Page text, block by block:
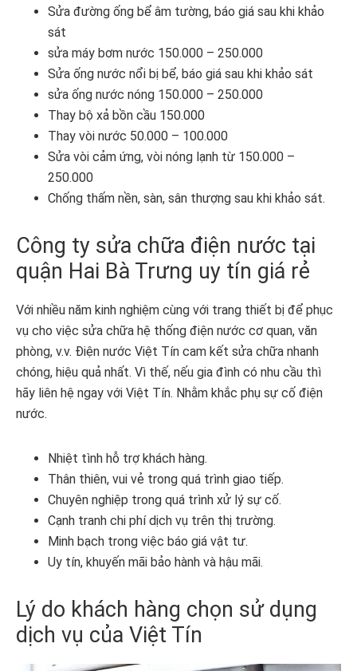
Sửa đường ống bể âm tường, báo giá sau khi khảo
sát
sửa máy bơm nước 150.000 – 250.000
Sửa ống nước nổi bị bể, báo giá sau khi khảo sát
sửa ống nước nóng 150.000 – 250.000
Thay bộ xả bồn cầu 150.000
Thay vòi nước 50.000 – 100.000
Sửa vòi cảm ứng, vòi nóng lạnh từ 150.000 –
250.000
Chống thấm nền, sàn, sân thượng sau khi khảo sát.
Công ty sửa chữa điện nước tại
quận Hai Bà Trưng uy tín giá rẻ
Với nhiều năm kinh nghiệm cùng với trang thiết bị để phục
vụ cho việc sửa chữa hệ thống điện nước cơ quan, văn
phòng, v.v. Điện nước Việt Tín cam kết sửa chữa nhanh
chóng, hiệu quả nhất. Vì thế, nếu gia đình có nhu cầu thì
hãy liên hệ ngay với Việt Tín. Nhằm khắc phụ sự cố điện
nước.
Nhiệt tình hỗ trợ khách hàng.
Thân thiên, vui vẻ trong quá trình giao tiếp.
Chuyên nghiệp trong quá trình xử lý sự cố.
Cạnh tranh chi phí dịch vụ trên thị trường.
Minh bạch trong việc báo giá vật tư.
Uy tín, khuyến mãi bảo hành và hậu mãi.
Lý do khách hàng chọn sử dụng
dịch vụ của Việt Tín